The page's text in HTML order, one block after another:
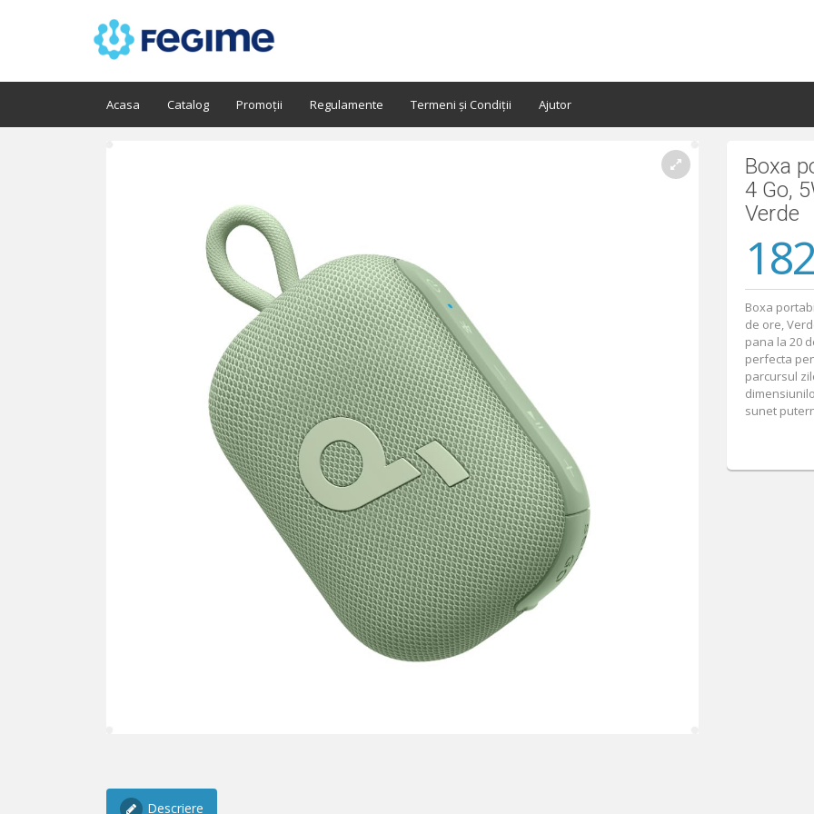
Acasa Catalog Promoții Regulamente Termeni și Condiții Ajutor
Boxa
4 Go,
Verde
Boxa
de ore,
pana la 20
perfecta
parcursul
sunet
Descriere